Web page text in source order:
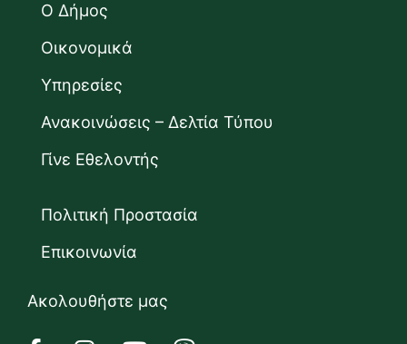
Ο Δήμος
Οικονομικά
Υπηρεσίες
Ανακοινώσεις – Δελτία Τύπου
Γίνε Εθελοντής
Πολιτική Προστασία
Επικοινωνία
Ακολουθήστε μας